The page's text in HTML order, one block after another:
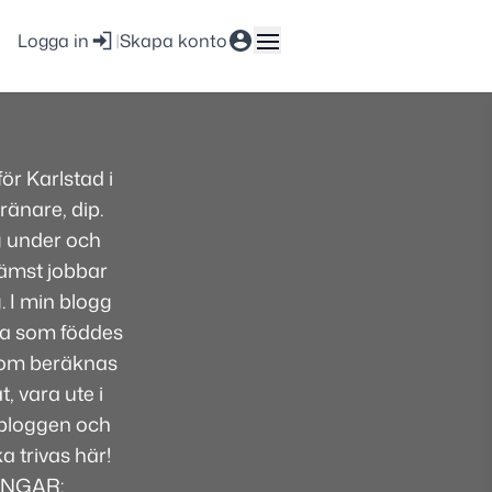
Logga in |Skapa konto
Karlstad i
dip.
och
jobbar
I min blogg
som föddes
beräknas
vara ute i
och
trivas här!